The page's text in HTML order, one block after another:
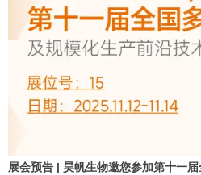
展会预告 | 昊帆生物邀您参加第十一